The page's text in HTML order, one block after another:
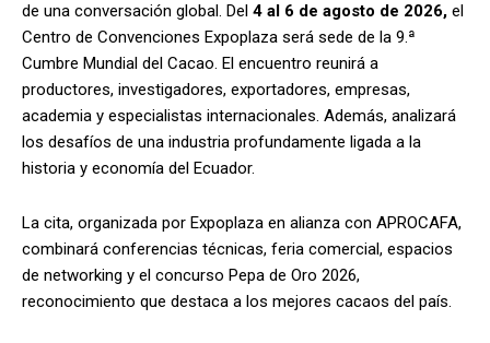
de una conversación global. Del 4 al 6 de agosto de 2026, el
Centro de Convenciones Expoplaza será sede de la 9.ª
Cumbre Mundial del Cacao. El encuentro reunirá a
productores, investigadores, exportadores, empresas,
academia y especialistas internacionales. Además, analizará
los desafíos de una industria profundamente ligada a la
historia y economía del Ecuador.
La cita, organizada por Expoplaza en alianza con APROCAFA,
combinará conferencias técnicas, feria comercial, espacios
de networking y el concurso Pepa de Oro 2026,
reconocimiento que destaca a los mejores cacaos del país.